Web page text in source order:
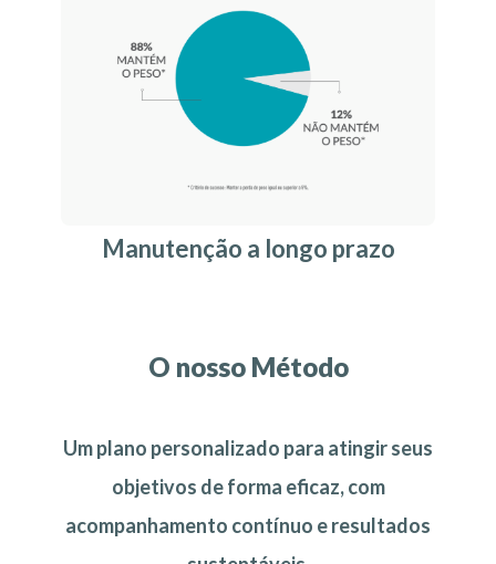
Manutenção a longo prazo
O nosso Método
Um plano personalizado para atingir seus
objetivos de forma eficaz, com
acompanhamento contínuo e resultados